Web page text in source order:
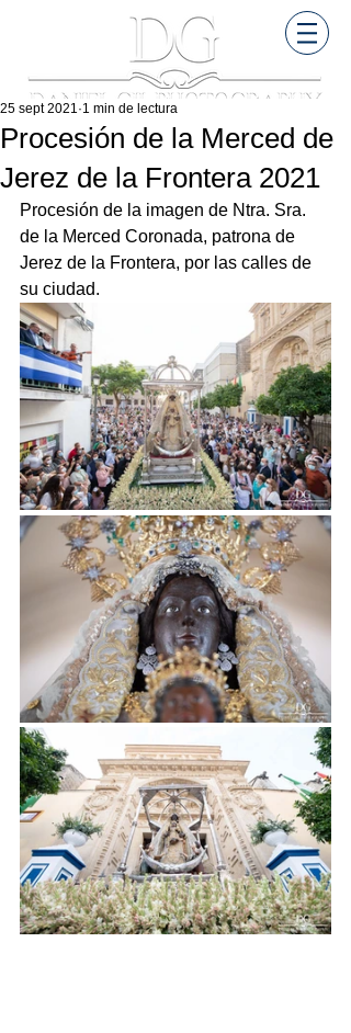
Procesión de la Merced de
Jerez de la Frontera 2021
25 sept 2021 1 min de lectura
Procesión de la imagen de Ntra. Sra.
de la Merced Coronada, patrona de
Jerez de la Frontera, por las calles de
su ciudad.